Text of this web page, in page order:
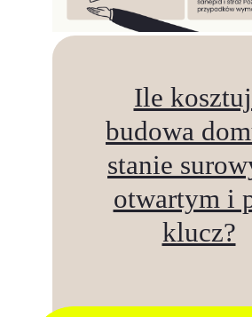
Ile
budowa
stanie
otwartym i
klucz?